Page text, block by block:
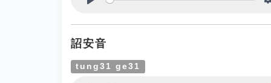
詔安音
tung31 ge31